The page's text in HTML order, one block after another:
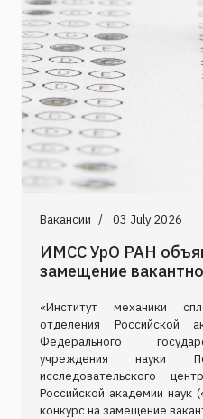
Вакансии 03 July 2026
ИМСС УрО РАН
замещение
«Институт механики
отделения Российской
Федерального
учреждения науки
исследовательского
Российской академии
конкурс на замещение